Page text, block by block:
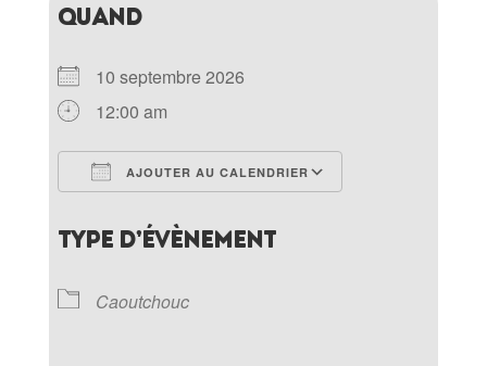
QUAND
10 septembre 2026
12:00 am
AJOUTER AU CALENDRIER
TYPE D’ÉVÈNEMENT
Caoutchouc